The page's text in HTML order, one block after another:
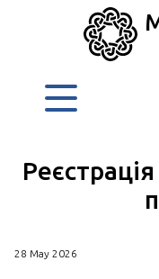
28 May 2026